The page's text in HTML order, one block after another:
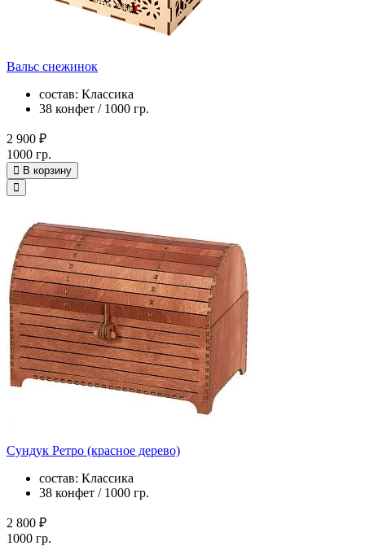
Вальс снежинок
состав: Классика
38 конфет / 1000 гр.
2 900 ₽
1000 гр.
В корзину
Сундук Ретро (красное дерево)
состав: Классика
38 конфет / 1000 гр.
2 800 ₽
1000 гр.